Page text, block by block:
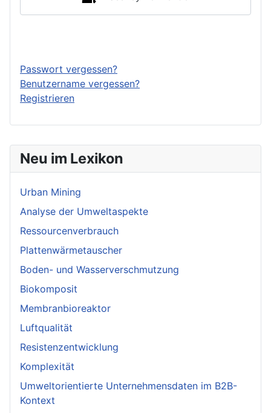
Neu im Lexikon
Urban Mining
Analyse der Umweltaspekte
Ressourcenverbrauch
Plattenwärmetauscher
Boden- und Wasserverschmutzung
Biokomposit
Membranbioreaktor
Luftqualität
Resistenzentwicklung
Komplexität
Umweltorientierte Unternehmensdaten im B2B-
Kontext
Passwort vergessen?
Benutzername vergessen?
Registrieren